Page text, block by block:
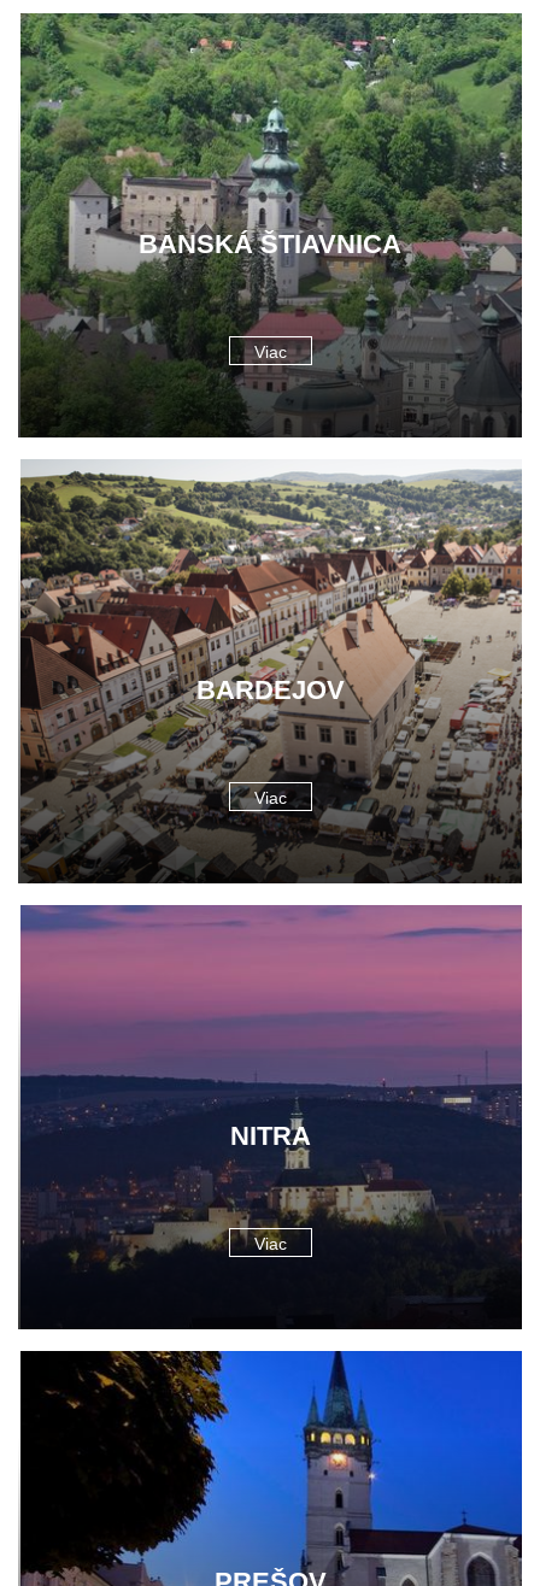
BANSKÁ ŠTIAVNICA
Viac
BARDEJOV
Viac
NITRA
Viac